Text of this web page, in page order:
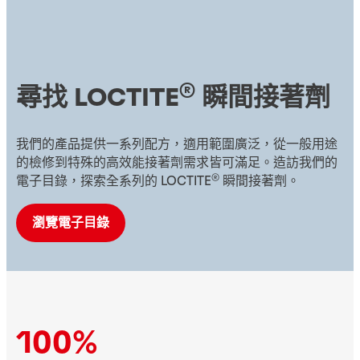
尋找 LOCTITE® 瞬間接著劑
我們的產品提供一系列配方，適用範圍廣泛，從一般用途
的檢修到特殊的高效能接著劑需求皆可滿足。造訪我們的
電子目錄，探索全系列的 LOCTITE® 瞬間接著劑。
瀏覽電子目錄
100%